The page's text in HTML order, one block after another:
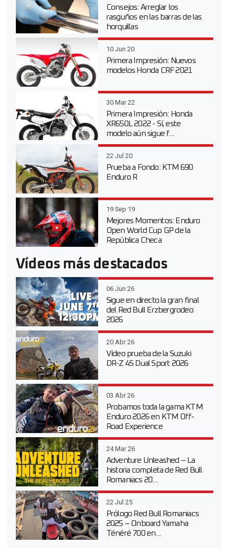
Consejos: Arreglar los
rasguños en las barras de las
horquillas
10 Jun 20
Primera Impresión: Nuevos
modelos Honda CRF 2021
30 Mar 22
Primera Impresión: Honda
XR650L 2022 - Sí, este
modelo aún sigue f...
22 Jul 20
Prueba a Fondo: KTM 690
Enduro R
19 Sep 19
Mejores Momentos: Enduro
Open World Cup GP de la
República Checa
Vídeos más destacados
06 Jun 26
Sigue en directo la gran final
del Red Bull Erzbergrodeo
2026
20 Abr 26
Vídeo prueba de la Suzuki
DR-Z 4S Dual Sport 2026
03 Abr 26
Probamos toda la gama KTM
Enduro 2026 en KTM Off-
Road Experience
24 Mar 26
Adventure Unleashed – La
historia completa de Red Bull
Romaniacs 20...
22 Jul 25
Prólogo Red Bull Romaniacs
2025 – Onboard Yamaha
Ténéré 700 en...